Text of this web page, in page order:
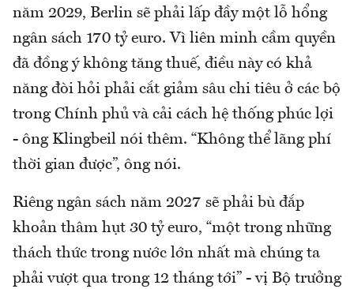
năm 2029, Berlin sẽ phải lấp đầy một lỗ hổng
ngân sách 170 tỷ euro. Vì liên minh cầm quyền
đã đồng ý không tăng thuế, điều này có khả
năng đòi hỏi phải cắt giảm sâu chi tiêu ở các bộ
trong Chính phủ và cải cách hệ thống phúc lợi
- ông Klingbeil nói thêm. “Không thể lãng phí
thời gian được”, ông nói.
Riêng ngân sách năm 2027 sẽ phải bù đắp
khoản thâm hụt 30 tỷ euro, “một trong những
thách thức trong nước lớn nhất mà chúng ta
phải vượt qua trong 12 tháng tới” - vị Bộ trưởng